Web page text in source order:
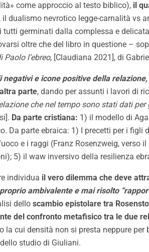
come approccio al testo biblico), il
dualismo nevrotico legge-carnalità vs
tutti germinati dalla complessa e
oltre che del libro in questione –
Paolo l’ebreo, [Claudiana 2021], di
negativi e icone positive della
parte, dando per assunti i lavori di
che nel tempo sono stati dati
Da parte cristiana: 1) il modello di
Da parte ebraica: 1) I precetti per i
e i raggi (Franz Rosenzweig,
5) il waw inversivo della resilienza
individua il vero dilemma che deve
ambivalente e mai risolto
dello scambio epistolare tra
del confronto metafisico tra le due
la cui densità non si presta neppure
studio di Giuliani.